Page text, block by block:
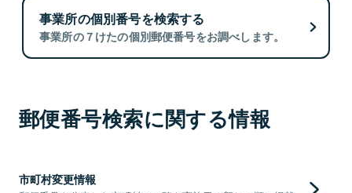
事業所の個別番号を検索する
事業所の７けたの個別郵便番号をお調べします。
郵便番号検索に関する情報
市町村変更情報